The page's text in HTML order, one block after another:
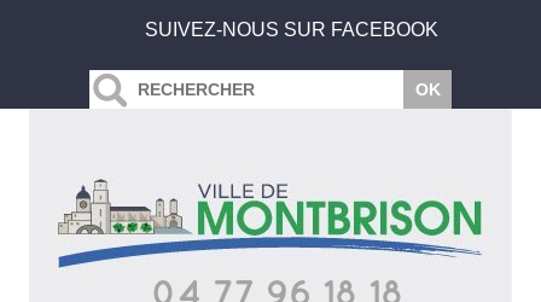
SUIVEZ-NOUS SUR FACEBOOK